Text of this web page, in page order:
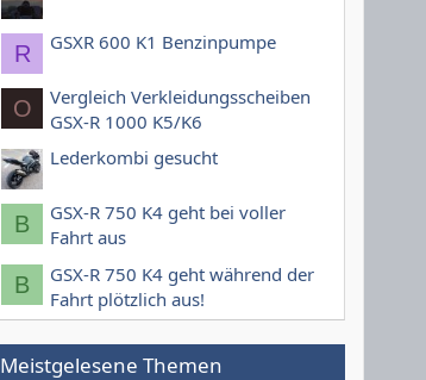
R GSXR 600 K1 Benzinpumpe
O
Vergleich Verkleidungsscheiben
GSX-R 1000 K5/K6
Lederkombi gesucht
B
GSX-R 750 K4 geht bei voller
Fahrt aus
B
GSX-R 750 K4 geht während der
Fahrt plötzlich aus!
Meistgelesene Themen